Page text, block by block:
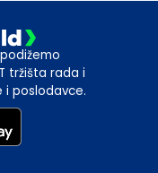
tržišta rada i
poslodavce.